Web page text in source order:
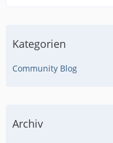
Kategorien
Community Blog
Archiv